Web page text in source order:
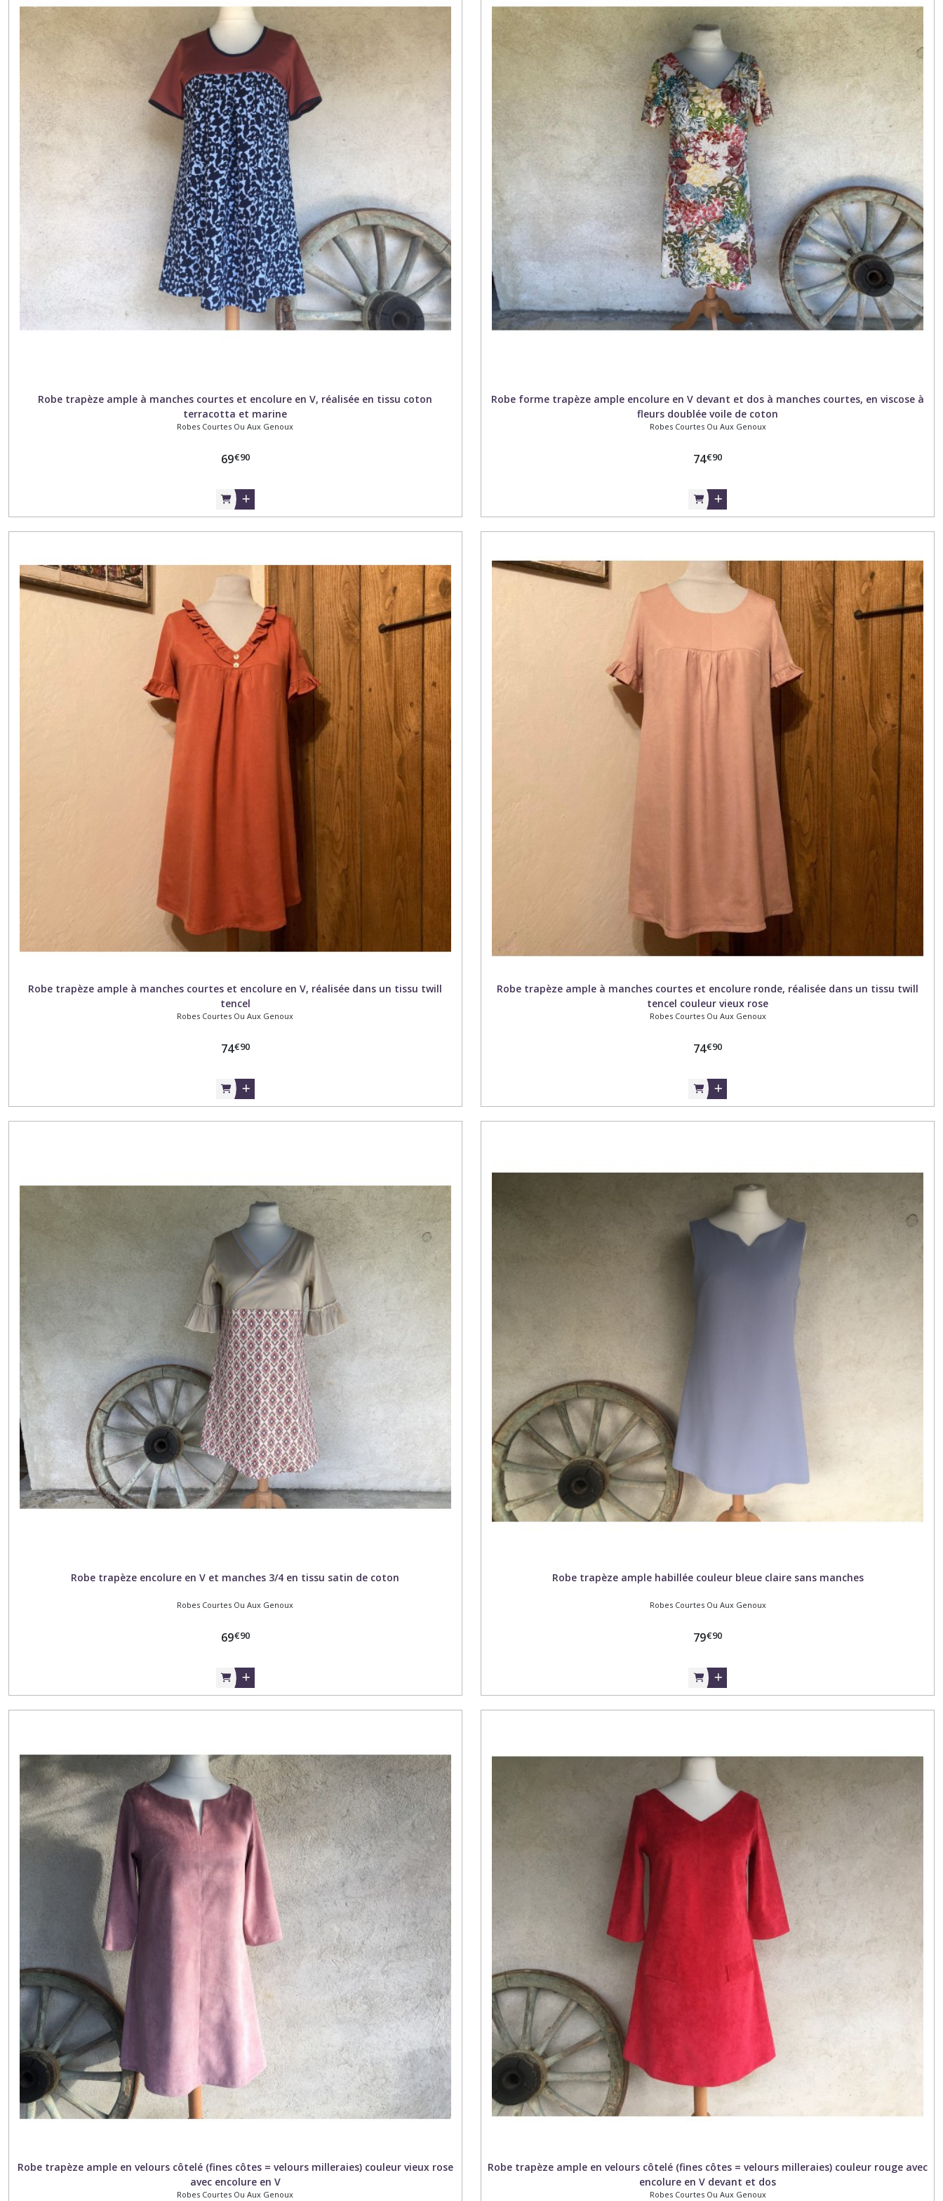
Robe trapèze ample à manches courtes et encolure en V, réalisée en tissu coton
terracotta et marine
Robes Courtes Ou Aux Genoux
69€90
Robe forme trapèze ample encolure en V devant et dos à manches courtes, en viscose à
fleurs doublée voile de coton
Robes Courtes Ou Aux Genoux
74€90
Robe trapèze ample à manches courtes et encolure en V, réalisée dans un tissu twill
tencel
Robes Courtes Ou Aux Genoux
74€90
Robe trapèze ample à manches courtes et encolure ronde, réalisée dans un tissu twill
tencel couleur vieux rose
Robes Courtes Ou Aux Genoux
74€90
Robe trapèze encolure en V et manches 3/4 en tissu satin de coton
Robes Courtes Ou Aux Genoux
69€90
Robe trapèze ample habillée couleur bleue claire sans manches
Robes Courtes Ou Aux Genoux
79€90
Robe trapèze ample en velours côtelé (fines côtes = velours milleraies) couleur vieux rose
avec encolure en V
Robes Courtes Ou Aux Genoux
Robe trapèze ample en velours côtelé (fines côtes = velours milleraies) couleur rouge avec
encolure en V devant et dos
Robes Courtes Ou Aux Genoux
(4)
Afficher
résultats